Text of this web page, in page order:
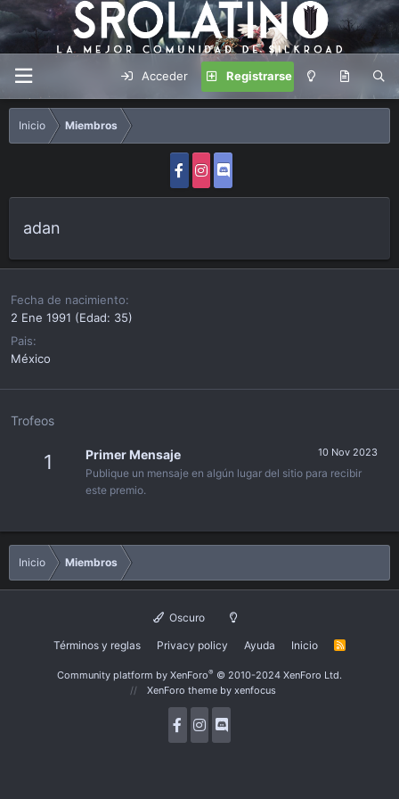
Acceder Registrarse
Inicio Miembros
adan
Fecha de nacimiento
2 Ene 1991 (Edad: 35)
Pais
México
Trofeos
1 10 Nov 2023
Primer Mensaje
Publique un mensaje en algún lugar del sitio para recibir
este premio.
Inicio Miembros
Oscuro
Términos y reglas Privacy policy Ayuda Inicio
R
Community platform by XenForo® © 2010-2024 XenForo Ltd.
XenForo theme by xenfocus